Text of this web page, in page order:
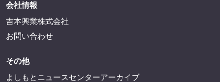
会社情報
吉本興業株式会社
お問い合わせ
その他
よしもとニュースセンターアーカイブ